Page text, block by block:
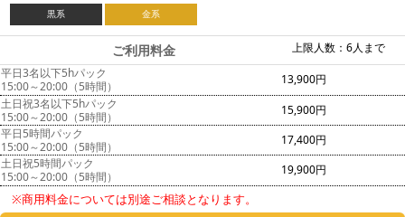
黒系 金系
上限人数：6人まで
ご利用料金
平日3名以下5hパック
15:00～20:00（5時間）
13,900円
土日祝3名以下5hパック
15:00～20:00（5時間）
15,900円
平日5時間パック
15:00～20:00（5時間）
17,400円
土日祝5時間パック
15:00～20:00（5時間）
19,900円
※商用料金については別途ご相談となります。